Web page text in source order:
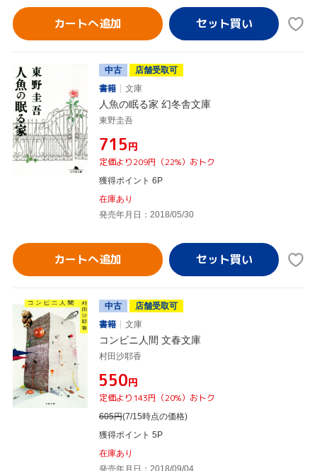
カートへ追加
中古
店舗受取可
書籍
文庫
人魚の眠る家 幻冬舎文庫
東野圭吾
¥715円
定価より209円（22%）おトク
獲得ポイント 6P
在庫あり
発売年月日：2018/05/30
カートへ追加
中古
店舗受取可
書籍
文庫
コンビニ人間 文春文庫
村田沙耶香
¥550円
定価より143円（20%）おトク
605円(7/15時点の価格)
獲得ポイント 5P
在庫あり
発売年月日：2018/09/04